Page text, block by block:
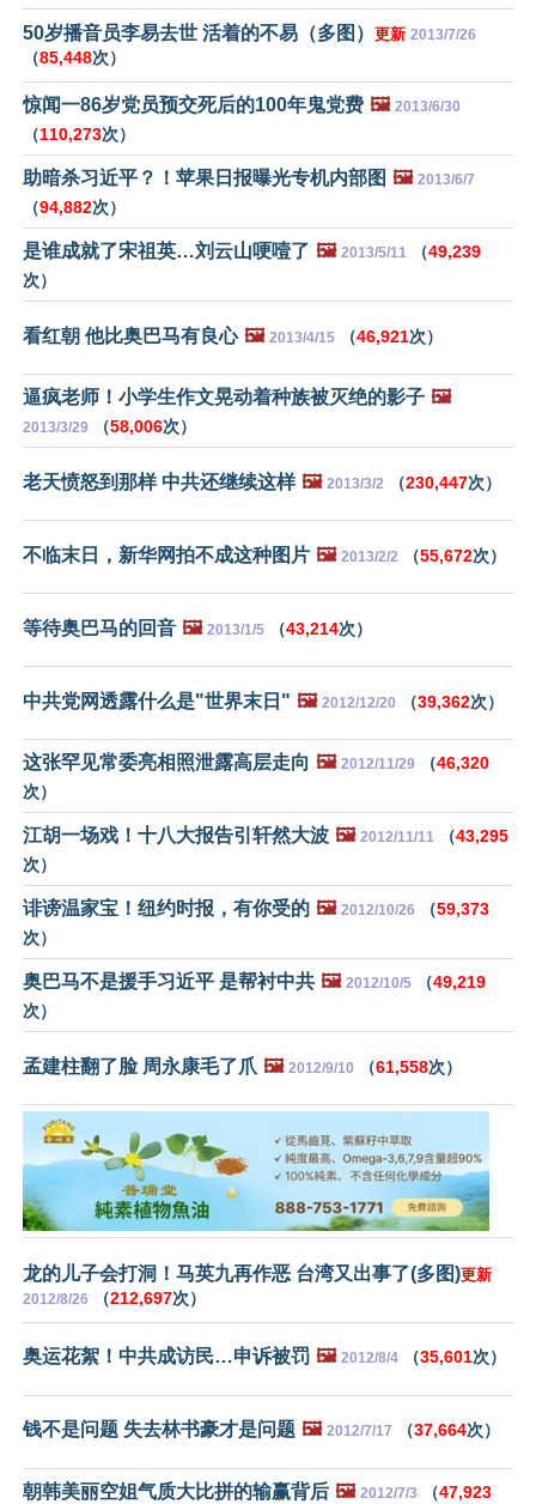
50岁播音员李易去世 活着的不易（多图） 更新 2013/7/26
（85,448次）
惊闻一86岁党员预交死后的100年鬼党费 🖼️ 2013/6/30
（110,273次）
助暗杀习近平？！苹果日报曝光专机内部图 🖼️ 2013/6/7
（94,882次）
是谁成就了宋祖英…刘云山哽噎了 🖼️ 2013/5/11 （49,239
次）
看红朝 他比奥巴马有良心 🖼️ 2013/4/15 （46,921次）
逼疯老师！小学生作文晃动着种族被灭绝的影子 🖼️
2013/3/29 （58,006次）
老天愤怒到那样 中共还继续这样 🖼️ 2013/3/2 （230,447次）
不临末日，新华网拍不成这种图片 🖼️ 2013/2/2 （55,672次）
等待奥巴马的回音 🖼️ 2013/1/5 （43,214次）
中共党网透露什么是"世界末日" 🖼️ 2012/12/20 （39,362次）
这张罕见常委亮相照泄露高层走向 🖼️ 2012/11/29 （46,320
次）
江胡一场戏！十八大报告引轩然大波 🖼️ 2012/11/11 （43,295
次）
诽谤温家宝！纽约时报，有你受的 🖼️ 2012/10/26 （59,373
次）
奥巴马不是援手习近平 是帮衬中共 🖼️ 2012/10/5 （49,219
次）
孟建柱翻了脸 周永康毛了爪 🖼️ 2012/9/10 （61,558次）
龙的儿子会打洞！马英九再作恶 台湾又出事了(多图)更新
2012/8/26 （212,697次）
奥运花絮！中共成访民…申诉被罚 🖼️ 2012/8/4 （35,601次）
钱不是问题 失去林书豪才是问题 🖼️ 2012/7/17 （37,664次）
朝韩美丽空姐气质大比拼的输赢背后 🖼️ 2012/7/3 （47,923